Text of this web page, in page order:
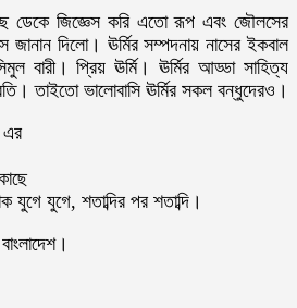
ডেকে জিজ্ঞেস করি এতো রূপ এবং জৌলসের
দিলো। ঊর্মির সম্পদনায় নাসের ইকবাল
বারী। প্রিয় ঊর্মি। ঊর্মির আড্ডা সাহিত্য
তাইতো ভালোবাসি ঊর্মির সকল বন্ধুদেরও।
এর
যুগে, শতাব্দির পর শতাব্দি।